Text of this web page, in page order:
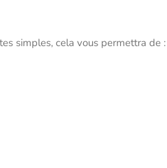
simples, cela vous permettra de :